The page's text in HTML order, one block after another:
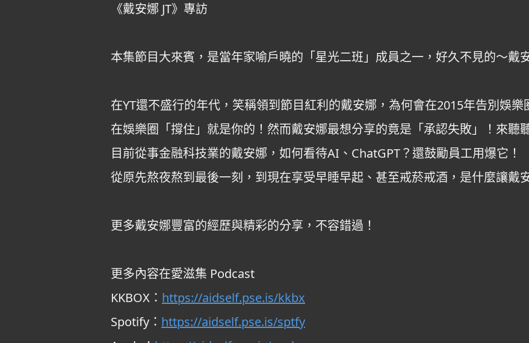
《戴安娜 JT》專訪
本集節目大來賓，是當年家喻戶曉的「星光二班」成員之一，好久不見的～戴安
在YT還不盛行的年代，笑稱領到節目紅利的戴安娜，為何會在2015年告別娛樂
在娛樂圈「撐住」就是你的！然而戴安娜最想分享的竟是「承認失敗」！來聽
目前從事金融科技業的戴安娜，如何看待AI、ChatGPT？還鼓勵員工用爆它！
從原先熬夜熬到最後一刻，到現在享受早睡早起、甚至戒菸戒酒，是什麼讓戴
更多戴安娜豐富的經歷與精彩的分享，不容錯過！
更多內容在愛滋集 Podcast
KKBOX： https://aidself.pse.is/kkbx
Spotify： https://aidself.pse.is/sptfy